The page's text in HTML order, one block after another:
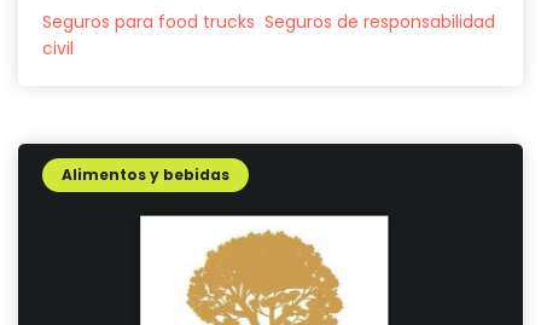
Seguros para food trucks Seguros de responsabilidad
civil
Alimentos y bebidas